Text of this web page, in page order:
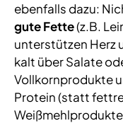
ebenfalls dazu:
gute Fette(z.B.
unterstützen Herz
kalt über Salate
Vollkornprodukte
Protein (statt